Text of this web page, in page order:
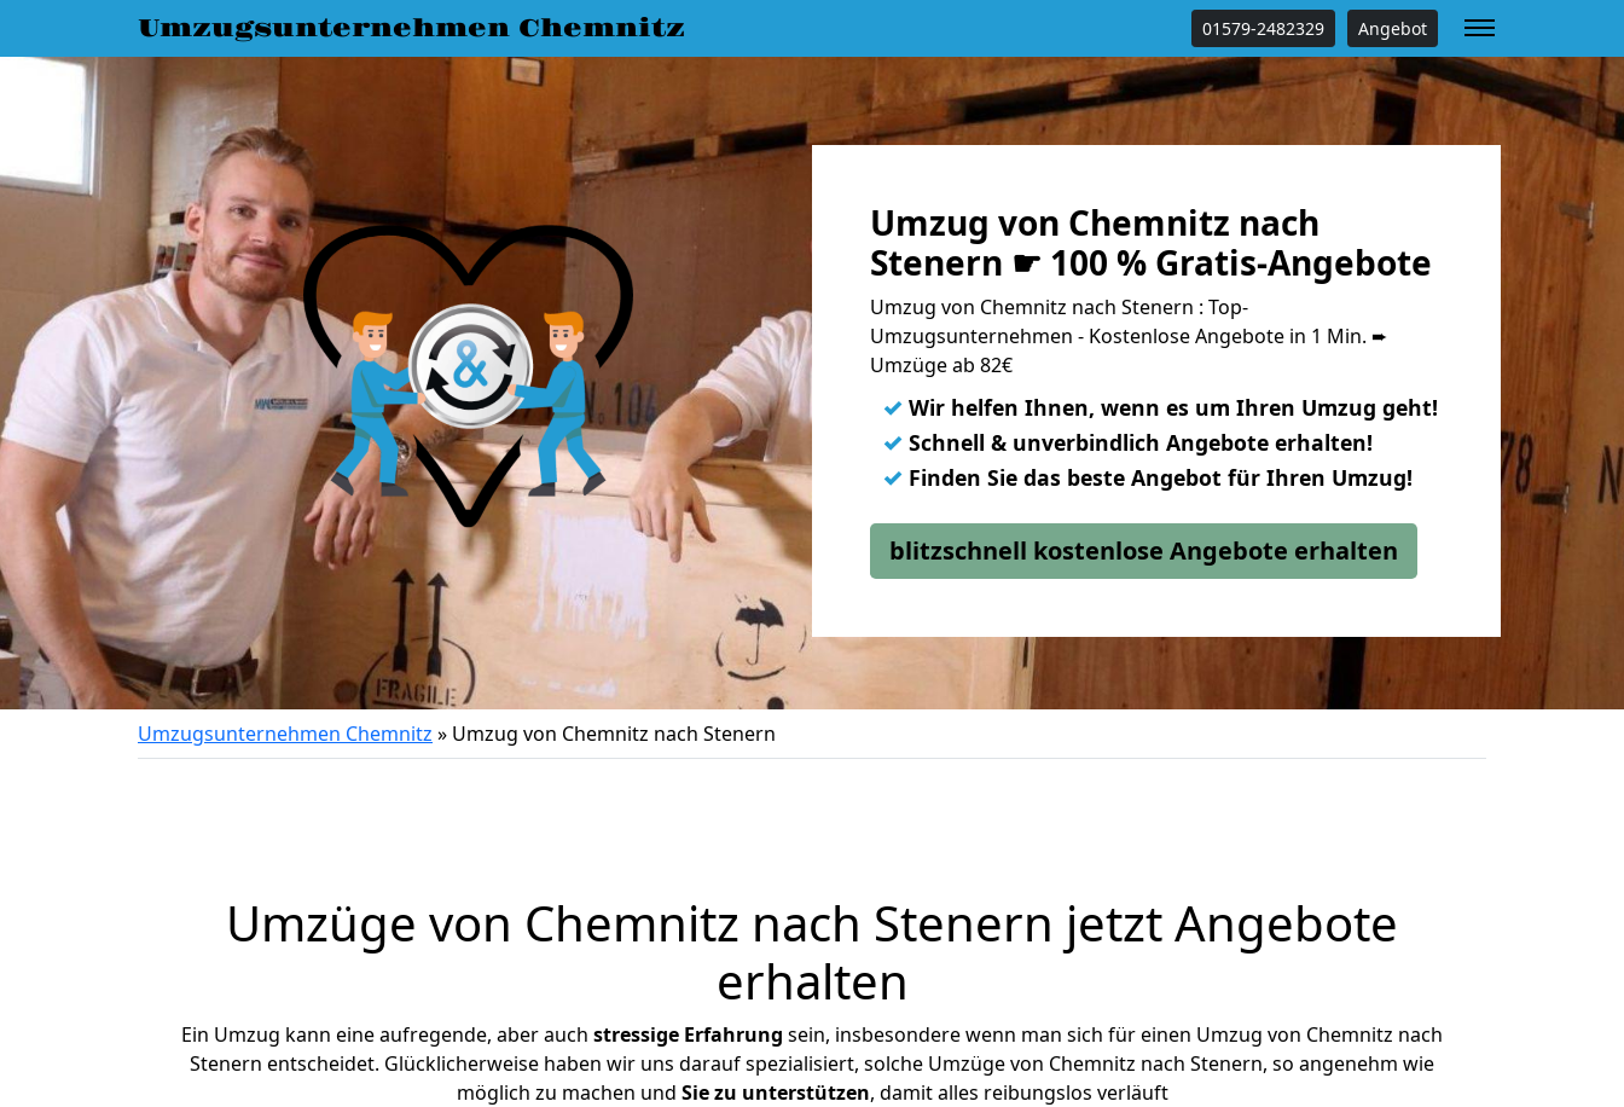
Umzugsunternehmen Chemnitz 01579-2482329 Angebot
Umzug von Chemnitz nach
Stenern ☛ 100 % Gratis-Angebote
Umzug von Chemnitz nach Stenern : Top-
Umzugsunternehmen - Kostenlose Angebote in 1 Min. ➨
Umzüge ab 82€
✓ Wir helfen Ihnen, wenn es um Ihren Umzug geht!
✓ Schnell & unverbindlich Angebote erhalten!
✓ Finden Sie das beste Angebot für Ihren Umzug!
blitzschnell kostenlose Angebote erhalten
Umzugsunternehmen Chemnitz » Umzug von Chemnitz nach Stenern
Umzüge von Chemnitz nach Stenern jetzt Angebote
erhalten
Ein Umzug kann eine aufregende, aber auch stressige Erfahrung sein, insbesondere wenn man sich für einen Umzug von Chemnitz nach
Stenern entscheidet. Glücklicherweise haben wir uns darauf spezialisiert, solche Umzüge von Chemnitz nach Stenern, so angenehm wie
möglich zu machen und Sie zu unterstützen, damit alles reibungslos verläuft